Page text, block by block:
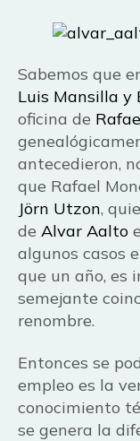
Sabemos que
Luis Mansilla y
oficina de
antecedieron,
que Rafael
Jörn Utzon,
de Alvar Aalto
algunos casos
que un año, es
semejante
renombre.
Entonces se
empleo es la
conocimiento
se genera la